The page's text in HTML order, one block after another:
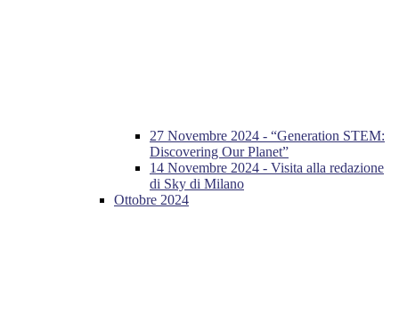
27 Novembre 2024 - “Generation STEM:
Discovering Our Planet”
14 Novembre 2024 - Visita alla redazione
di Sky di Milano
Ottobre 2024